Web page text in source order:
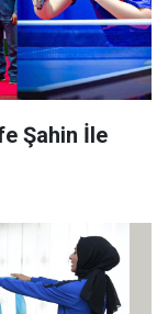
Şahin İle